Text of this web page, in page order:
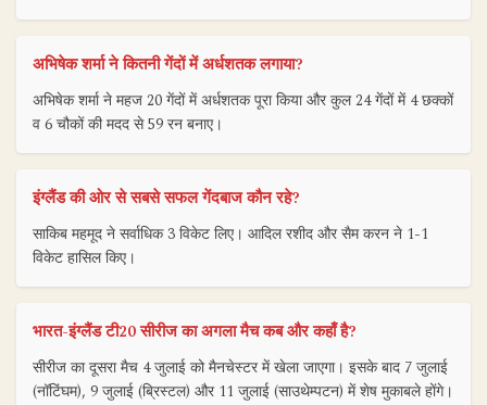
अभिषेक शर्मा ने कितनी गेंदों में अर्धशतक लगाया?
अभिषेक शर्मा ने महज 20 गेंदों में अर्धशतक पूरा किया और कुल 24 गेंदों में 4 छक्कों
व 6 चौकों की मदद से 59 रन बनाए।
इंग्लैंड की ओर से सबसे सफल गेंदबाज कौन रहे?
साकिब महमूद ने सर्वाधिक 3 विकेट लिए। आदिल रशीद और सैम करन ने 1-1
विकेट हासिल किए।
भारत-इंग्लैंड टी20 सीरीज का अगला मैच कब और कहाँ है?
सीरीज का दूसरा मैच 4 जुलाई को मैनचेस्टर में खेला जाएगा। इसके बाद 7 जुलाई
(नॉटिंघम), 9 जुलाई (ब्रिस्टल) और 11 जुलाई (साउथेम्पटन) में शेष मुकाबले होंगे।